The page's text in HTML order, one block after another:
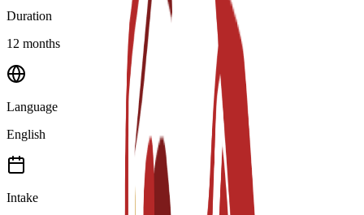
Duration
12 months
Language
English
Intake